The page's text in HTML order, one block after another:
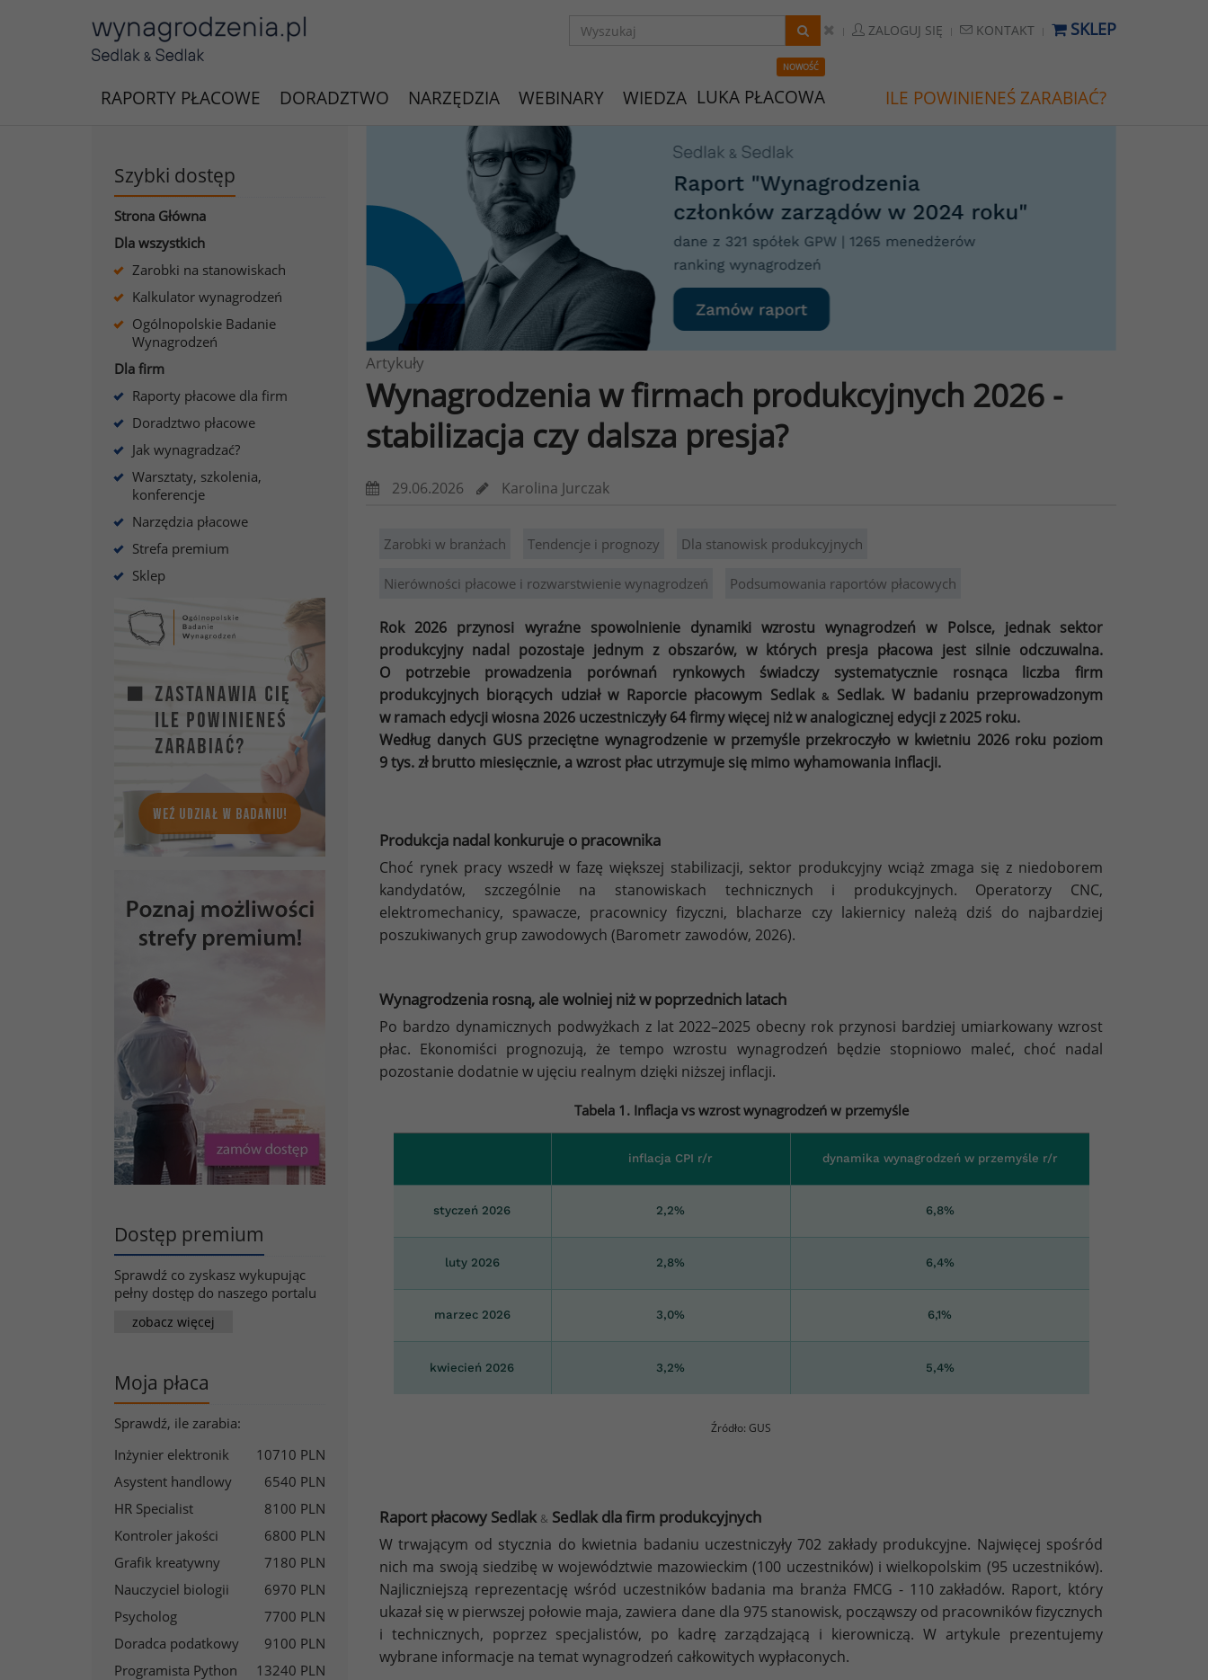
ZALOGUJ SIĘ KONTAKT SKLEP
RAPORTY PŁACOWE DORADZTWO NARZĘDZIA WEBINARY WIEDZA
NOWOŚĆ
LUKA PŁACOWA ILE POWINIENEŚ ZARABIAĆ?
Szybki dostęp
Strona Główna
Dla wszystkich
Zarobki na stanowiskach
Kalkulator wynagrodzeń
Ogólnopolskie Badanie
Wynagrodzeń
Dla firm
Raporty płacowe dla firm
Doradztwo płacowe
Jak wynagradzać?
Warsztaty, szkolenia,
konferencje
Narzędzia płacowe
Strefa premium
Sklep
Dostęp premium
Sprawdź co zyskasz wykupując
pełny dostęp do naszego portalu
zobacz więcej
Moja płaca
Sprawdź, ile zarabia:
Inżynier elektronik
10710 PLN
Asystent handlowy
6540 PLN
HR Specialist
8100 PLN
Kontroler jakości
6800 PLN
Grafik kreatywny
7180 PLN
Nauczyciel biologii
6970 PLN
Psycholog
7700 PLN
Doradca podatkowy
9100 PLN
Programista Python
13240 PLN
Artykuły
Wynagrodzenia w firmach produkcyjnych 2026 -
stabilizacja czy dalsza presja?
29.06.2026 Karolina Jurczak
Zarobki w branżach Tendencje i prognozy Dla stanowisk produkcyjnych
Nierówności płacowe i rozwarstwienie wynagrodzeń Podsumowania raportów płacowych
Rok 2026 przynosi wyraźne spowolnienie dynamiki wzrostu wynagrodzeń w Polsce, jednak sektor
produkcyjny nadal pozostaje jednym z obszarów, w których presja płacowa jest silnie odczuwalna.
O potrzebie prowadzenia porównań rynkowych świadczy systematycznie rosnąca liczba firm
produkcyjnych biorących udział w Raporcie płacowym Sedlak&Sedlak. W badaniu przeprowadzonym
w ramach edycji wiosna 2026 uczestniczyły 64 firmy więcej niż w analogicznej edycji z 2025 roku.
Według danych GUS przeciętne wynagrodzenie w przemyśle przekroczyło w kwietniu 2026 roku poziom
9 tys. zł brutto miesięcznie, a wzrost płac utrzymuje się mimo wyhamowania inflacji.
Produkcja nadal konkuruje o pracownika
Choć rynek pracy wszedł w fazę większej stabilizacji, sektor produkcyjny wciąż zmaga się z niedoborem
kandydatów, szczególnie na stanowiskach technicznych i produkcyjnych. Operatorzy CNC,
elektromechanicy, spawacze, pracownicy fizyczni, blacharze czy lakiernicy należą dziś do najbardziej
poszukiwanych grup zawodowych (Barometr zawodów, 2026).
Wynagrodzenia rosną, ale wolniej niż w poprzednich latach
Po bardzo dynamicznych podwyżkach z lat 2022–2025 obecny rok przynosi bardziej umiarkowany wzrost
płac. Ekonomiści prognozują, że tempo wzrostu wynagrodzeń będzie stopniowo maleć, choć nadal
pozostanie dodatnie w ujęciu realnym dzięki niższej inflacji.
Tabela 1. Inflacja vs wzrost wynagrodzeń w przemyśle
inflacja CPI r/r dynamika wynagrodzeń w przemyśle r/r
styczeń 2026 2,2% 6,8%
luty 2026 2,8% 6,4%
marzec 2026 3,0% 6,1%
kwiecień 2026 3,2% 5,4%
Źródło: GUS
Raport płacowy Sedlak & Sedlak dla firm produkcyjnych
W trwającym od stycznia do kwietnia badaniu uczestniczyły 702 zakłady produkcyjne. Najwięcej spośród
nich ma swoją siedzibę w województwie mazowieckim (100 uczestników) i wielkopolskim (95 uczestników).
Najliczniejszą reprezentację wśród uczestników badania ma branża FMCG - 110 zakładów. Raport, który
ukazał się w pierwszej połowie maja, zawiera dane dla 975 stanowisk, począwszy od pracowników fizycznych
i technicznych, poprzez specjalistów, po kadrę zarządzającą i kierowniczą. W artykule prezentujemy
wybrane informacje na temat wynagrodzeń całkowitych wypłaconych.